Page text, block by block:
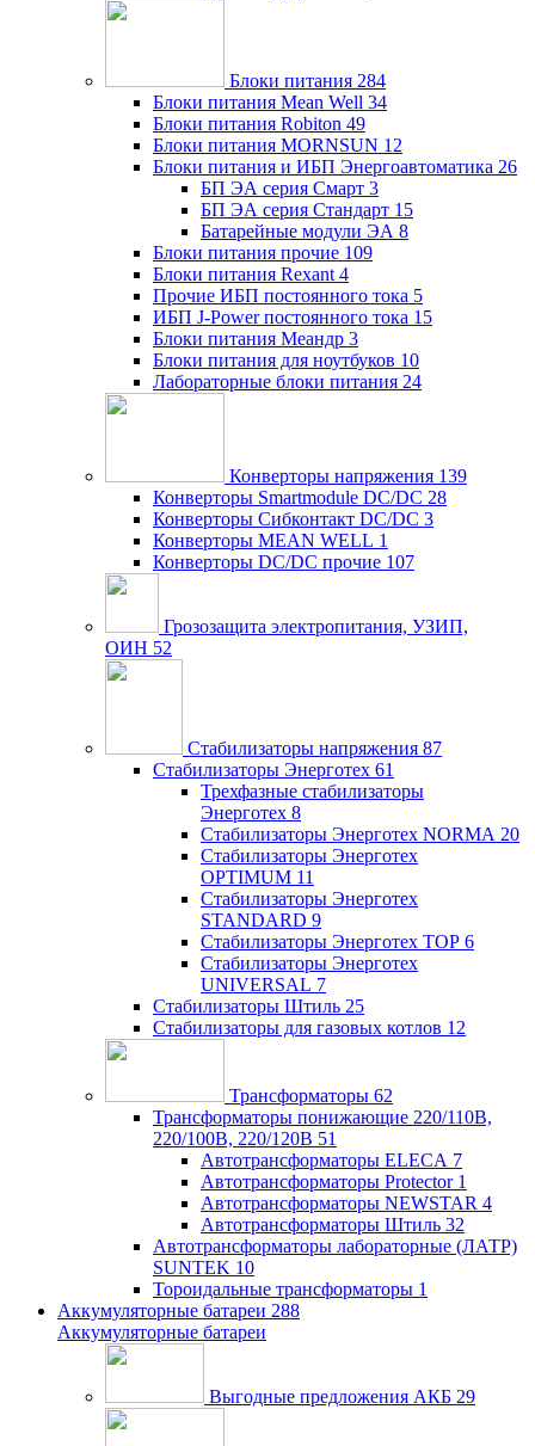
Блоки питания 284
Блоки питания Mean Well 34
Блоки питания Robiton 49
Блоки питания MORNSUN 12
Блоки питания и ИБП Энергоавтоматика 26
БП ЭА серия Смарт 3
БП ЭА серия Стандарт 15
Батарейные модули ЭА 8
Блоки питания прочие 109
Блоки питания Rexant 4
Прочие ИБП постоянного тока 5
ИБП J-Power постоянного тока 15
Блоки питания Меандр 3
Блоки питания для ноутбуков 10
Лабораторные блоки питания 24
Конверторы напряжения 139
Конверторы Smartmodule DC/DC 28
Конверторы Сибконтакт DC/DC 3
Конверторы MEAN WELL 1
Конверторы DC/DC прочие 107
Грозозащита электропитания, УЗИП,
ОИН 52
Стабилизаторы напряжения 87
Стабилизаторы Энерготех 61
Трехфазные стабилизаторы
Энерготех 8
Стабилизаторы Энерготех NORMA 20
Стабилизаторы Энерготех
OPTIMUM 11
Стабилизаторы Энерготех
STANDARD 9
Стабилизаторы Энерготех TOP 6
Стабилизаторы Энерготех
UNIVERSAL 7
Стабилизаторы Штиль 25
Стабилизаторы для газовых котлов 12
Трансформаторы 62
Трансформаторы понижающие 220/110В,
220/100В, 220/120В 51
Автотрансформаторы ELECA 7
Автотрансформаторы Protector 1
Автотрансформаторы NEWSTAR 4
Автотрансформаторы Штиль 32
Автотрансформаторы лабораторные (ЛАТР)
SUNTEK 10
Тороидальные трансформаторы 1
Аккумуляторные батареи 288
Аккумуляторные батареи
Выгодные предложения АКБ 29